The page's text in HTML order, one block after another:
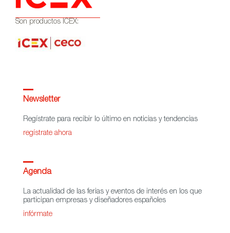
Son productos ICEX:
Newsletter
Regístrate para recibir lo último en noticias y tendencias
regístrate ahora
Agenda
La actualidad de las ferias y eventos de interés en los que
participan empresas y diseñadores españoles
infórmate